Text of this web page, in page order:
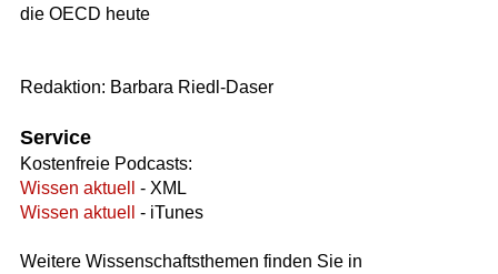
die OECD heute
Redaktion: Barbara Riedl-Daser
Service
Kostenfreie Podcasts:
Wissen aktuell
- XML
Wissen aktuell
- iTunes
Weitere Wissenschaftsthemen finden Sie in